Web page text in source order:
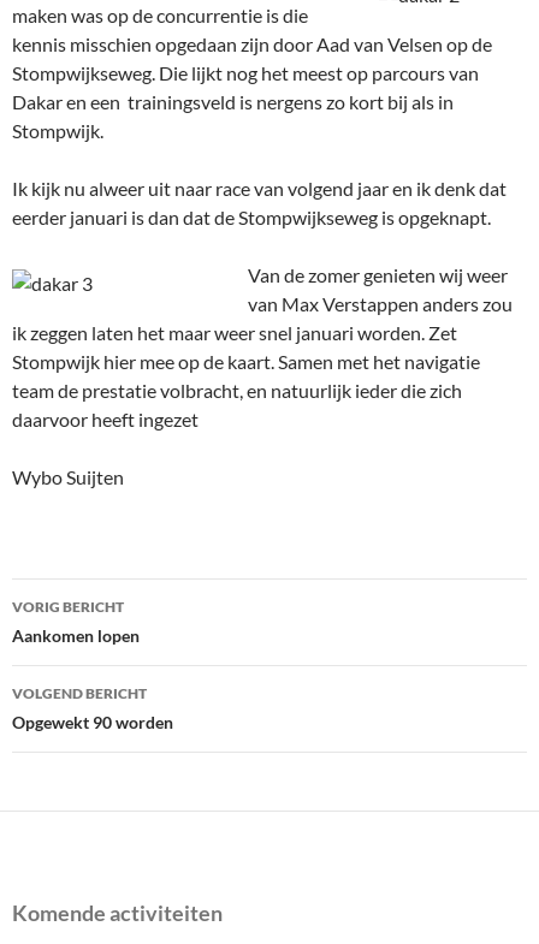
maken was op de concurrentie is die
kennis misschien opgedaan zijn door Aad van Velsen op de
Stompwijkseweg. Die lijkt nog het meest op parcours van
Dakar en een trainingsveld is nergens zo kort bij als in
Stompwijk.
Ik kijk nu alweer uit naar race van volgend jaar en ik denk dat
eerder januari is dan dat de Stompwijkseweg is opgeknapt.
Van de zomer genieten wij weer
van Max Verstappen anders zou
ik zeggen laten het maar weer snel januari worden. Zet
Stompwijk hier mee op de kaart. Samen met het navigatie
team de prestatie volbracht, en natuurlijk ieder die zich
daarvoor heeft ingezet
Wybo Suijten
Bericht
navigatie
VORIG BERICHT
Aankomen lopen
VOLGEND BERICHT
Opgewekt 90 worden
Komende activiteiten